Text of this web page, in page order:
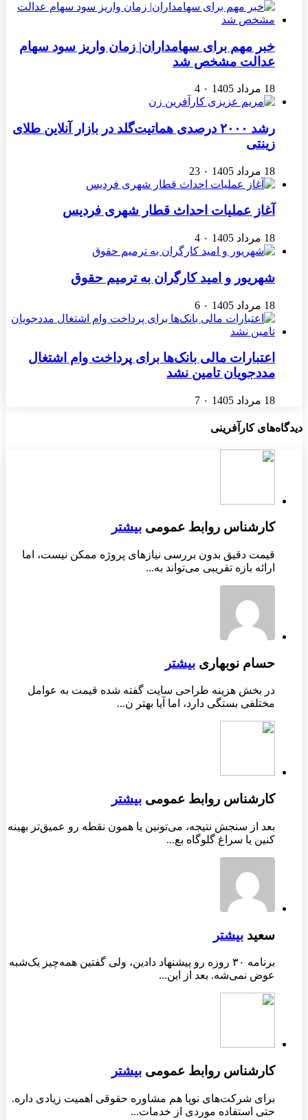
خبر مهم برای سهامداران| زمان واریز سود سهام
عدالت مشخص شد
18 مرداد 1405 ۰ 4
رشد ۲۰۰۰ درصدی هماتیت‌گلد در بازار آنلاین طلای
زینتی
18 مرداد 1405 ۰ 23
آغاز عملیات احداث قطار شهری فردیس
18 مرداد 1405 ۰ 4
شهریور و امید کارگران به ترمیم حقوق
18 مرداد 1405 ۰ 6
اعتبارات مالی بانک‌ها برای پرداخت وام اشتغال
مددجویان تامین نشد
18 مرداد 1405 ۰ 7
دیدگاه‌های کارآفرینی
کارشناس روابط عمومی بیشتر
قیمت دقیق بدون بررسی نیازهای پروژه ممکن نیست، اما
ارائه بازه تقریبی می‌تواند به...
حسام نوبهاری بیشتر
در بخش هزینه طراحی سایت گفته شده قیمت به عوامل
مختلفی بستگی دارد، اما آیا بهتر ن...
کارشناس روابط عمومی بیشتر
بعد از سنجش نتیجه، می‌تونین یا همون نقطه رو عمیق‌تر بهینه
کنین یا سراغ گلوگاه بع...
سعید بیشتر
برنامه ۳۰ روزه رو پیشنهاد دادین، ولی گفتین همه‌چیز یک‌شبه
عوض نمی‌شه. بعد از این...
کارشناس روابط عمومی بیشتر
برای شرکت‌های نوپا هم مشاوره حقوقی اهمیت زیادی داره.
حتی استفاده موردی از خدمات...